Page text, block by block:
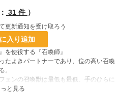
31 件 ）
更新通知を受け取ろう
入り追加
を使役する『召喚師』
たよきパートナーであり、位の高い召喚
。
ェンの召喚獣は最低も最低、手のひらに
ンは、兄や姉からは蔑まれ、両親からは
馴染のフェニアと共に召喚学園の『ア